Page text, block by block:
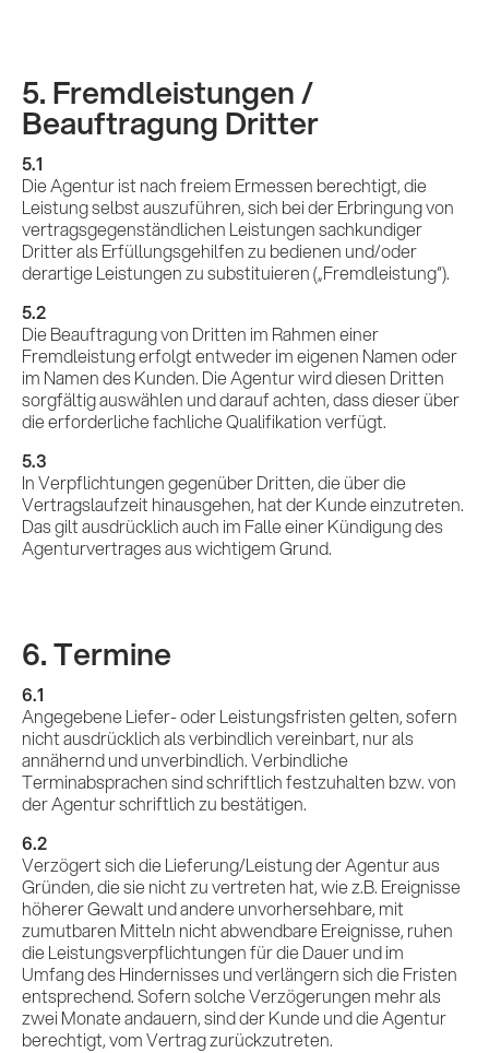
5. Fremdleistungen /
Beauftragung Dritter
5.1
Die Agentur ist nach freiem Ermessen berechtigt, die
Leistung selbst auszuführen, sich bei der Erbringung von
vertragsgegenständlichen Leistungen sachkundiger
Dritter als Erfüllungsgehilfen zu bedienen und/oder
derartige Leistungen zu substituieren („Fremdleistung“).
5.2
Die Beauftragung von Dritten im Rahmen einer
Fremdleistung erfolgt entweder im eigenen Namen oder
im Namen des Kunden. Die Agentur wird diesen Dritten
sorgfältig auswählen und darauf achten, dass dieser über
die erforderliche fachliche Qualifikation verfügt.
5.3
In Verpflichtungen gegenüber Dritten, die über die
Vertragslaufzeit hinausgehen, hat der Kunde einzutreten.
Das gilt ausdrücklich auch im Falle einer Kündigung des
Agenturvertrages aus wichtigem Grund.
6. Termine
6.1
Angegebene Liefer- oder Leistungsfristen gelten, sofern
nicht ausdrücklich als verbindlich vereinbart, nur als
annähernd und unverbindlich. Verbindliche
Terminabsprachen sind schriftlich festzuhalten bzw. von
der Agentur schriftlich zu bestätigen.
6.2
Verzögert sich die Lieferung/Leistung der Agentur aus
Gründen, die sie nicht zu vertreten hat, wie z.B. Ereignisse
höherer Gewalt und andere unvorhersehbare, mit
zumutbaren Mitteln nicht abwendbare Ereignisse, ruhen
die Leistungsverpflichtungen für die Dauer und im
Umfang des Hindernisses und verlängern sich die Fristen
entsprechend. Sofern solche Verzögerungen mehr als
zwei Monate andauern, sind der Kunde und die Agentur
berechtigt, vom Vertrag zurückzutreten.